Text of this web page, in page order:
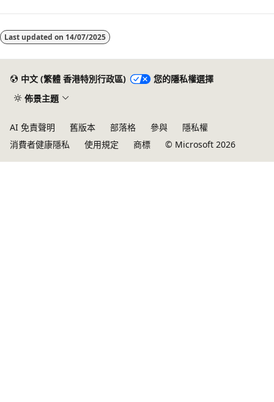
Last updated on 14/07/2025
中文 (繁體 香港特別行政區)
您的隱私權選擇
佈景主題
AI 免責聲明 舊版本 部落格 參與
隱私權
消費者健康隱私
使用規定 商標 © Microsoft 2026